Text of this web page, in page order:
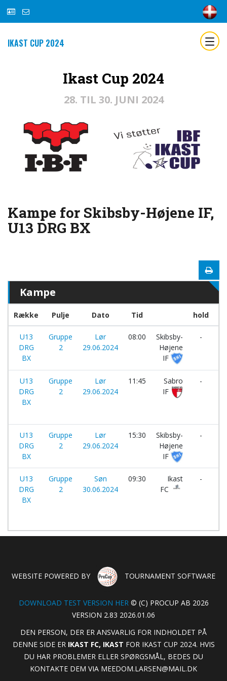
IKAST CUP 2024
Ikast Cup 2024
28. TIL 30. JUNI 2024
Kampe for Skibsby-Højene IF,
U13 DRG BX
Kampe
Række Pulje Dato Tid hold
U13
DRG
BX
Gruppe
2
Lør
29.06.2024
08:00
Skibsby-
Højene
IF
-
U13
DRG
BX
Gruppe
2
Lør
29.06.2024
11:45
Sabro
IF
-
U13
DRG
BX
Gruppe
2
Lør
29.06.2024
15:30
Skibsby-
Højene
IF
-
U13
DRG
BX
Gruppe
2
Søn
30.06.2024
09:30
Ikast
FC
-
WEBSITE POWERED BY TOURNAMENT SOFTWARE
DOWNLOAD TEST VERSION HER© (C) PROCUP AB 2026
VERSION 2.83 2026.01.06
DEN PERSON, DER ER ANSVARLIG FOR INDHOLDET PÅ
DENNE SIDE ER IKAST FC, IKAST FOR IKAST CUP 2024. HVIS
DU HAR PROBLEMER ELLER SPØRGSMÅL, BEDES DU
KONTAKTE DEM VIA MEEDOM.LARSEN@MAIL.DK